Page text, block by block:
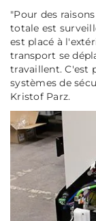
"Pour des
totale est
est placé à
transport se
travaillent. C'est
systèmes de
Kristof Parz.